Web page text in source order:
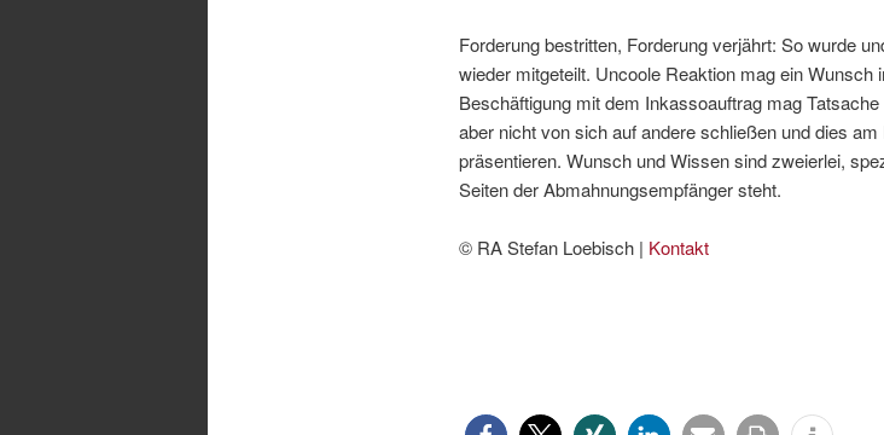
Forderung bestritten, Forderung verjährt: So wurde
wieder mitgeteilt. Uncoole Reaktion mag ein Wunsch
Beschäftigung mit dem Inkassoauftrag mag
aber nicht von sich auf andere schließen und dies am
präsentieren. Wunsch und Wissen sind zweierlei,
Seiten der Abmahnungsempfänger steht.
© RA Stefan Loebisch | Kontakt